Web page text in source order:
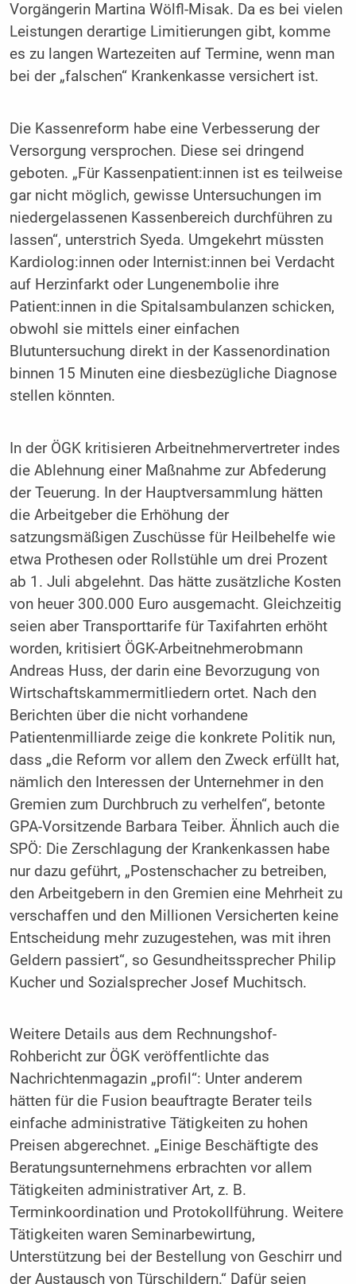
Vorgängerin Martina Wölfl-Misak. Da es bei vielen
Leistungen derartige Limitierungen gibt, komme
es zu langen Wartezeiten auf Termine, wenn man
bei der „falschen“ Krankenkasse versichert ist.
Die Kassenreform habe eine Verbesserung der
Versorgung versprochen. Diese sei dringend
geboten. „Für Kassenpatient:innen ist es teilweise
gar nicht möglich, gewisse Untersuchungen im
niedergelassenen Kassenbereich durchführen zu
lassen“, unterstrich Syeda. Umgekehrt müssten
Kardiolog:innen oder Internist:innen bei Verdacht
auf Herzinfarkt oder Lungenembolie ihre
Patient:innen in die Spitalsambulanzen schicken,
obwohl sie mittels einer einfachen
Blutuntersuchung direkt in der Kassenordination
binnen 15 Minuten eine diesbezügliche Diagnose
stellen könnten.
In der ÖGK kritisieren Arbeitnehmervertreter indes
die Ablehnung einer Maßnahme zur Abfederung
der Teuerung. In der Hauptversammlung hätten
die Arbeitgeber die Erhöhung der
satzungsmäßigen Zuschüsse für Heilbehelfe wie
etwa Prothesen oder Rollstühle um drei Prozent
ab 1. Juli abgelehnt. Das hätte zusätzliche Kosten
von heuer 300.000 Euro ausgemacht. Gleichzeitig
seien aber Transporttarife für Taxifahrten erhöht
worden, kritisiert ÖGK-Arbeitnehmerobmann
Andreas Huss, der darin eine Bevorzugung von
Wirtschaftskammermitliedern ortet. Nach den
Berichten über die nicht vorhandene
Patientenmilliarde zeige die konkrete Politik nun,
dass „die Reform vor allem den Zweck erfüllt hat,
nämlich den Interessen der Unternehmer in den
Gremien zum Durchbruch zu verhelfen“, betonte
GPA-Vorsitzende Barbara Teiber. Ähnlich auch die
SPÖ: Die Zerschlagung der Krankenkassen habe
nur dazu geführt, „Postenschacher zu betreiben,
den Arbeitgebern in den Gremien eine Mehrheit zu
verschaffen und den Millionen Versicherten keine
Entscheidung mehr zuzugestehen, was mit ihren
Geldern passiert“, so Gesundheitssprecher Philip
Kucher und Sozialsprecher Josef Muchitsch.
Weitere Details aus dem Rechnungshof-
Rohbericht zur ÖGK veröffentlichte das
Nachrichtenmagazin „profil“: Unter anderem
hätten für die Fusion beauftragte Berater teils
einfache administrative Tätigkeiten zu hohen
Preisen abgerechnet. „Einige Beschäftigte des
Beratungsunternehmens erbrachten vor allem
Tätigkeiten administrativer Art, z. B.
Terminkoordination und Protokollführung. Weitere
Tätigkeiten waren Seminarbewirtung,
Unterstützung bei der Bestellung von Geschirr und
der Austausch von Türschildern.“ Dafür seien